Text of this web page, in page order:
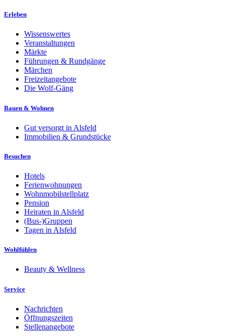
Erleben
Wissenswertes
Veranstaltungen
Märkte
Führungen & Rundgänge
Märchen
Freizeitangebote
Die Wolf-Gäng
Bauen & Wohnen
Gut versorgt in Alsfeld
Immobilien & Grundstücke
Besuchen
Hotels
Ferienwohnungen
Wohnmobilstellplatz
Pension
Heiraten in Alsfeld
(Bus-)Gruppen
Tagen in Alsfeld
Wohlfühlen
Beauty & Wellness
Service
Nachrichten
Öffnungszeiten
Stellenangebote